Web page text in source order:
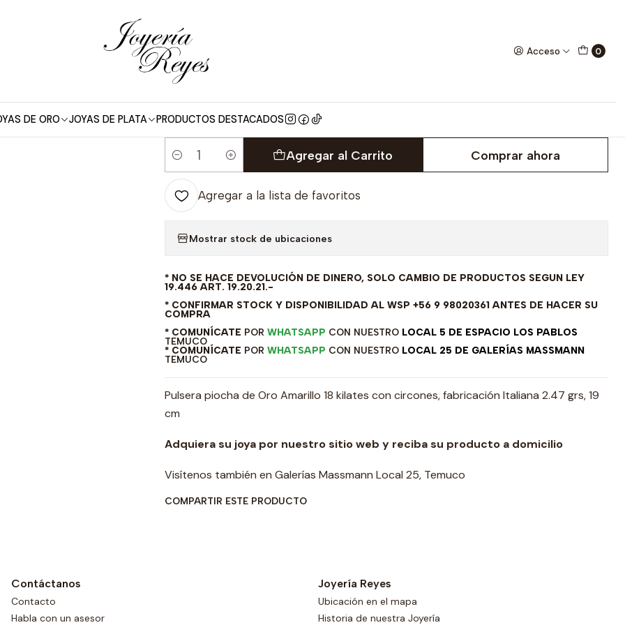
Acceso 0
DE ORO JOYAS DE PLATA PRODUCTOS DESTACADOS
|
Pulsera piocha de Oro Amarillo 18 kilates
con circones, fabricación Italiana 2.47 grs,
19 cm
Cantidad
Agregar al Carrito Comprar ahora
Agregar a la lista de favoritos
Mostrar stock de ubicaciones
* NO SE HACE DEVOLUCIÓN DE DINERO, SOLO CAMBIO DE PRODUCTOS SEGUN LEY
19.446 ART. 19.20.21.-
* CONFIRMAR STOCK Y DISPONIBILIDAD AL WSP +56 9 98020361 ANTES DE HACER SU
COMPRA
* COMUNÍCATE POR WHATSAPP CON NUESTRO LOCAL 5 DE ESPACIO LOS PABLOS
TEMUCO
* COMUNÍCATE POR WHATSAPP CON NUESTRO LOCAL 25 DE GALERÍAS MASSMANN
TEMUCO
Pulsera piocha de Oro Amarillo 18 kilates con circones, fabricación Italiana 2.47 grs, 19
cm
Adquiera su joya por nuestro sitio web y reciba su producto a domicilio
Visítenos también en Galerías Massmann Local 25, Temuco
COMPARTIR ESTE PRODUCTO
Contáctanos
Contacto
Habla con un asesor
Joyería Reyes
Ubicación en el mapa
Historia de nuestra Joyería